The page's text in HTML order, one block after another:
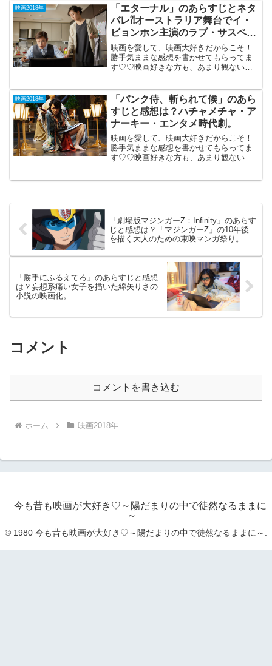
分にだけ見える巨人を倒す使命を負った
少女の...
映画2018年
「エターナル」のあらすじとネタ
バレ⁈オーストラリア舞台でイ・
ビョンホン主演のラブ・サスペン
ス。
映画を愛して、映画大好きだからこそ！
勝手気ままな感想を書かせてもらってま
す♡♡映画好きな方も、あまり観ない方
分）オーストラリア舞台でイ・ビョンホ
ン主...
映画2018年
「パンク侍、斬られて候」のあら
すじと感想は？ハチャメチャ・ア
ナーキー・エンタメ時代劇。
映画を愛して、映画大好きだからこそ！
勝手気ままな感想を書かせてもらってま
す♡♡映画好きな方も、あまり観ない方
「劇場版マジンガーZ：Infinity」のあらす
じと感想は？「マジンガーZ」の10年後
を描く大人のための東映マンガ祭り。
「勝手にふるえてろ」のあらすじと感想
は？妄想系痛い女子を描いた綿矢りさの
小説の映画化。
コメント
コメントを書き込む
ホーム 映画2018年
今も昔も映画が大好き♡～陽だまりの中で徒然なるままに
～
© 1980 今も昔も映画が大好き♡～陽だまりの中で徒然なるままに～.